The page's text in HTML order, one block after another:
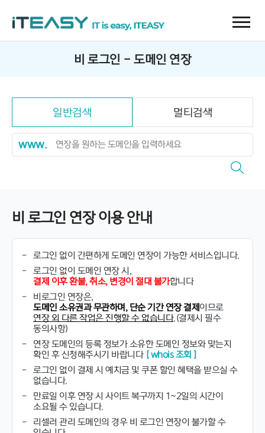
비 로그인 - 도메인 연장
일반검색 멀티검색
www.
비 로그인 연장 이용 안내
-
로그인 없이 간편하게 도메인 연장이 가능한 서비스입니다.
-
로그인 없이 도메인 연장 시,
결제 이후 환불, 취소, 변경이 절대 불가합니다
-
비로그인 연장은,
도메인 소유권과 무관하며, 단순 기간 연장 결제 이므로
연장 외 다른 작업은 진행할 수 없습니다.(결제시 필수
동의사항)
-
연장 도메인의 등록 정보가 소유한 도메인 정보와 맞는지
확인 후 신청해주시기 바랍니다[ whois 조회 ]
-
로그인 없이 결제 시 예치금 및 쿠폰 할인 혜택을 받으실 수
없습니다.
-
만료일 이후 연장 시 사이트 복구까지 1~2일의 시간이
소요될 수 있습니다.
-
리셀러 관리 도메인의 경우 비 로그인 연장이 불가할 수